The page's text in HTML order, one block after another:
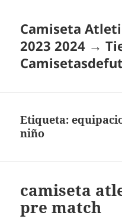
Camiseta
2023 2024 →
Etiqueta:
niño
camiseta
pre match